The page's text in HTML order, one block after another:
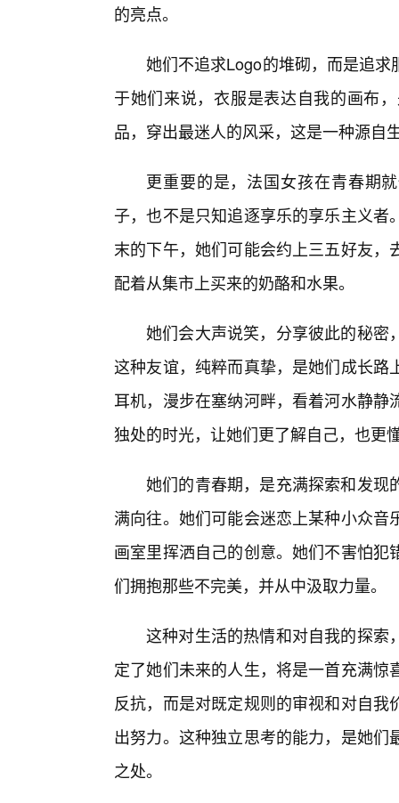
的亮点。
她们不追求Logo的堆砌，而是追
于她们来说，衣服是表达自我的画布
品，穿出最迷人的风采，这是一种源自
更重要的是，法国女孩在青春期
子，也不是只知追逐享乐的享乐主义
末的下午，她们可能会约上三五好友
配着从集市上买来的奶酪和水果。
她们会大声说笑，分享彼此的秘密
这种友谊，纯粹而真挚，是她们成长
耳机，漫步在塞纳河畔，看着河水静
独处的时光，让她们更了解自己，也更
她们的青春期，是充满探索和发现
满向往。她们可能会迷恋上某种小众
画室里挥洒自己的创意。她们不害怕
们拥抱那些不完美，并从中汲取力量。
这种对生活的热情和对自我的探索
定了她们未来的人生，将是一首充满
反抗，而是对既定规则的审视和对自
出努力。这种独立思考的能力，是她
之处。